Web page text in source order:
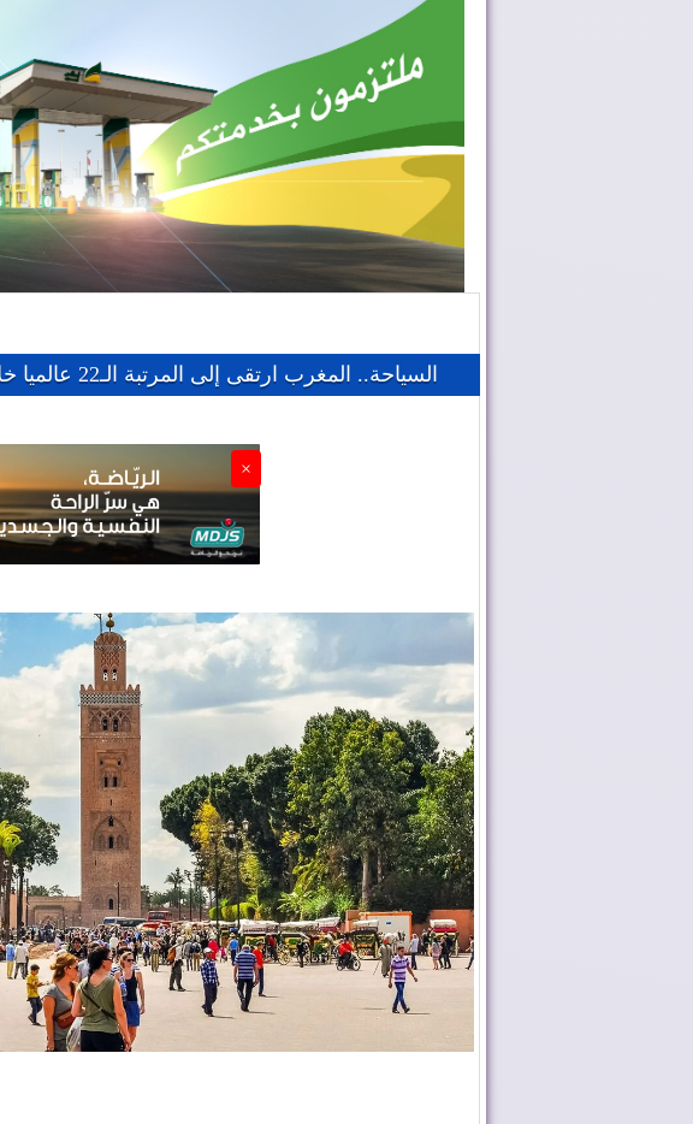
السياحة.. المغرب ارتقى إلى المرتبة الـ22 عالميا خلال سنة 2025
×